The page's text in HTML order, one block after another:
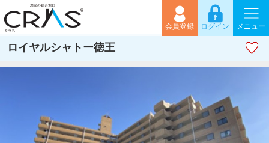
会員登録 ログイン メニュー
ロイヤルシャトー徳王